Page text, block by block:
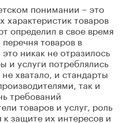
понимании – это
характеристик товаров
определил в свое время
товаров в
никак не отразилось
и услуги потреблялись
хватало, и стандарты
так и
требований
товаров и услуг, роль
к защите их интересов и